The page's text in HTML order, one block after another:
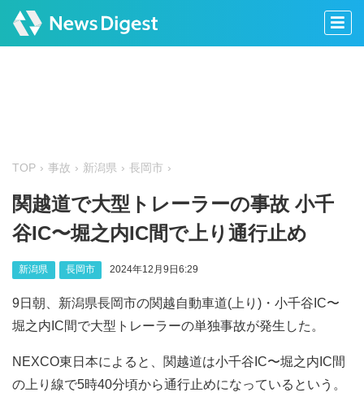
TOP 事故 新潟県 長岡市
関越道で大型トレーラーの事故 小千
谷IC〜堀之内IC間で上り通行止め
新潟県 長岡市 2024年12月9日6:29
9日朝、新潟県長岡市の関越自動車道(上り)・小千谷IC〜
堀之内IC間で大型トレーラーの単独事故が発生した。
NEXCO東日本によると、関越道は小千谷IC〜堀之内IC間
の上り線で5時40分頃から通行止めになっているという。